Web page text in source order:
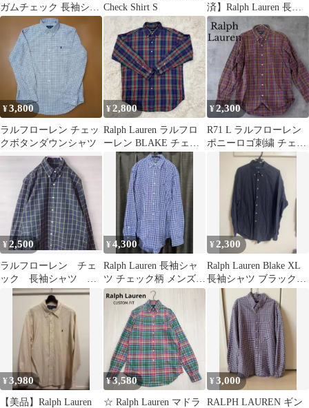
ガムチェック 長袖シャ
ツ スリムフィット
Check Shirt S
済】Ralph Lauren 長袖
チェックシャツ L
¥3,800
ラルフローレン チェッ
クボタンダウンシャツ
¥2,800
Ralph Lauren ラルフロ
ーレン BLAKE チェッ
クシャツ 長袖 L
¥2,300
R71 L ラルフローレン
ポニーロゴ刺繍 チェッ
ク柄 コットン シャツ
¥2,500
ラルフローレン チェ
ック 長袖シャツ BD
シャツ 古着
¥4,300
Ralph Lauren 長袖シャ
ツ チェック柄 メンズ
レディースも◎ 古着
¥2,300
Ralph Lauren Blake XL
長袖シャツ ブラックウ
ォッチ
¥3,980
【美品】Ralph Lauren
¥3,580
☆ Ralph Lauren マドラ
¥3,000
RALPH LAUREN ギン